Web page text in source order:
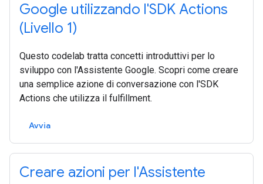
Google utilizzando l'SDK Actions
(Livello 1)
Questo codelab tratta concetti introduttivi per lo
sviluppo con l'Assistente Google. Scopri come creare
una semplice azione di conversazione con l'SDK
Actions che utilizza il fulfillment.
Avvia
Creare azioni per l'Assistente